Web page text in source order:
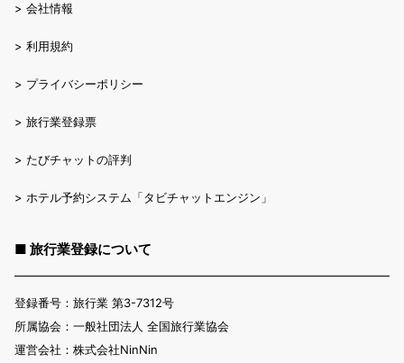
> 会社情報
> 利用規約
> プライバシーポリシー
> 旅行業登録票
> たびチャットの評判
> ホテル予約システム「タビチャットエンジン」
■ 旅行業登録について
登録番号：旅行業 第3-7312号
所属協会：一般社団法人 全国旅行業協会
運営会社：株式会社NinNin